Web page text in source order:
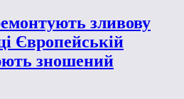
зливову
Європейській
зношений